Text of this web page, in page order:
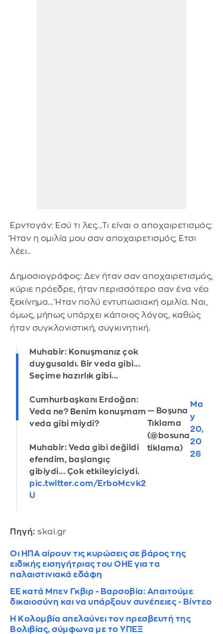
Ερντογάν: Eσύ τι λες...Τι είναι ο αποχαιρετισμός;
Ήταν η ομιλία μου σαν αποχαιρετισμός; Ετσι
λέει..
Δημοσιογράφος: Δεν ήταν σαν αποχαιρετισμός,
κύριε πρόεδρε, ήταν περισσότερο σαν ένα νέο
ξεκίνημα... Ήταν πολύ εντυπωσιακή ομιλία. Ναι,
όμως, μήπως υπάρχει κάποιος λόγος, καθώς
ήταν συγκλονιστική, συγκινητική.
Muhabir: Konuşmanız çok
duygusaldı. Bir veda gibi...
Seçime hazırlık gibi...
Cumhurbaşkanı Erdoğan:
Veda ne? Benim konuşmam
veda gibi miydi?
Muhabir: Veda gibi değildi
efendim, başlangıç
gibiydi... Çok etkileyiciydi.
pic.twitter.com/ErboMcvk2
U
— Boşuna
Tıklama
(@bosuna
tiklama)
Ma
y
20,
20
26
Πηγή: skai.gr
Οι ΗΠΑ αίρουν τις κυρώσεις σε βάρος της
ειδικής εισηγήτριας του ΟΗΕ για τα
παλαιστινιακά εδάφη
ΕΕ κατά Μπεν Γκβιρ - Βαρσοβία: Απαιτούμε
δικαιοσύνη και να υπάρξουν συνέπειες - Βίντεο
Η Κολομβία απελαύνει τον πρεσβευτή της
Βολιβίας, σύμφωνα με το ΥΠΕΞ